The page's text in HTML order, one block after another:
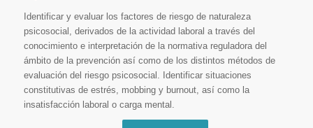
Identificar y evaluar los factores de riesgo de naturaleza
psicosocial, derivados de la actividad laboral a través del
conocimiento e interpretación de la normativa reguladora del
ámbito de la prevención así como de los distintos métodos de
evaluación del riesgo psicosocial. Identificar situaciones
constitutivas de estrés, mobbing y burnout, así como la
insatisfacción laboral o carga mental.